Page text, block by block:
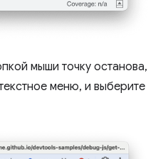
мыши точку останова,
меню, и выберите